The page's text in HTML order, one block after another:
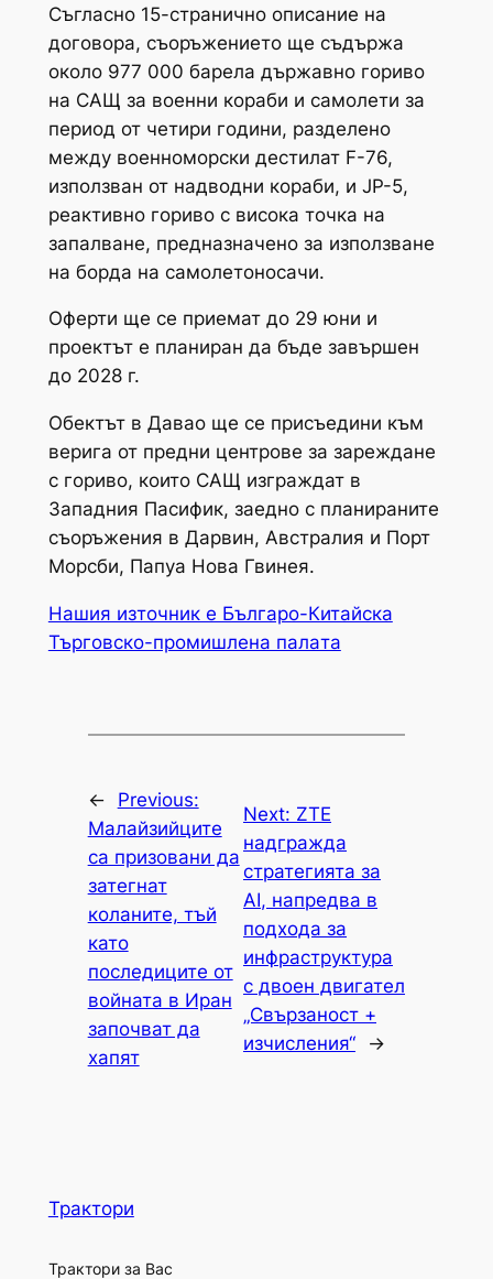
Съгласно 15-странично описание на
договора, съоръжението ще съдържа
около 977 000 барела държавно гориво
на САЩ за военни кораби и самолети за
период от четири години, разделено
между военноморски дестилат F-76,
използван от надводни кораби, и JP-5,
реактивно гориво с висока точка на
запалване, предназначено за използване
на борда на самолетоносачи.
Оферти ще се приемат до 29 юни и
проектът е планиран да бъде завършен
до 2028 г.
Обектът в Давао ще се присъедини към
верига от предни центрове за зареждане
с гориво, които САЩ изграждат в
Западния Пасифик, заедно с планираните
съоръжения в Дарвин, Австралия и Порт
Морсби, Папуа Нова Гвинея.
Нашия източник е Българо-Китайска
Търговско-промишлена палaта
←
Previous:
Малайзийците
са призовани да
затегнат
коланите, тъй
като
последиците от
войната в Иран
започват да
хапят
Next: ZTE
надгражда
стратегията за
AI, напредва в
подхода за
инфраструктура
с двоен двигател
„Свързаност +
изчисления“
→
Трактори
Трактори за Вас